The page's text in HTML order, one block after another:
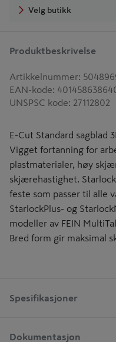
Velg butikk
Produktbeskrivelse
Artikkelnummer:
EAN-kode:
UNSPSC kode: 27112802
E-Cut Standard sagblad
Vigget fortanning for
plastmaterialer, høy
skjærehastighet.
feste som passer til alle
StarlockPlus- og
modeller av FEIN
Bred form gir maksimal
Spesifikasjoner
Dokumentasjon